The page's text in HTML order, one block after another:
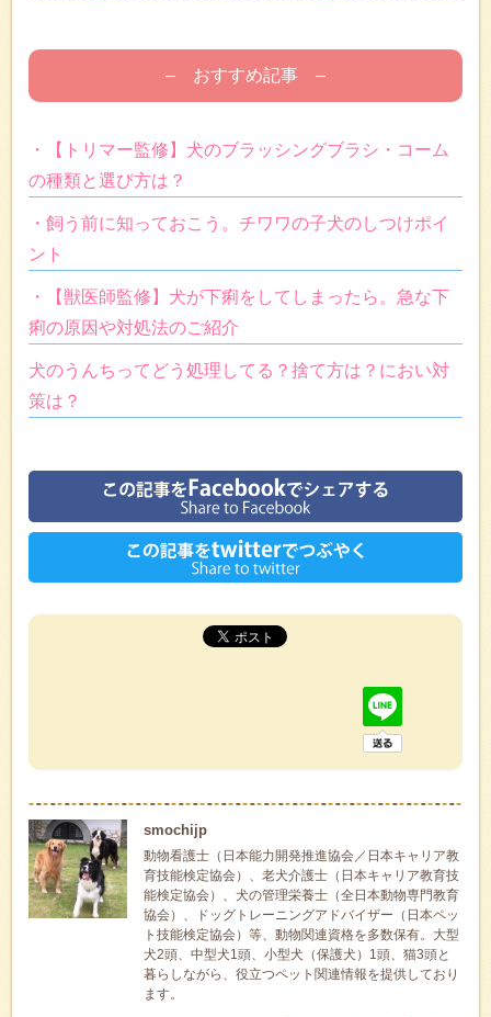
– おすすめ記事 –
・【トリマー監修】犬のブラッシングブラシ・コーム
の種類と選び方は？
・飼う前に知っておこう。チワワの子犬のしつけポイ
ント
・【獣医師監修】犬が下痢をしてしまったら。急な下
痢の原因や対処法のご紹介
犬のうんちってどう処理してる？捨て方は？におい対
策は？
smochijp
動物看護士（日本能力開発推進協会／日本キャリア教
育技能検定協会）、老犬介護士（日本キャリア教育技
能検定協会）、犬の管理栄養士（全日本動物専門教育
協会）、ドッグトレーニングアドバイザー（日本ペッ
ト技能検定協会）等、動物関連資格を多数保有。大型
犬2頭、中型犬1頭、小型犬（保護犬）1頭、猫3頭と
暮らしながら、役立つペット関連情報を提供しており
ます。